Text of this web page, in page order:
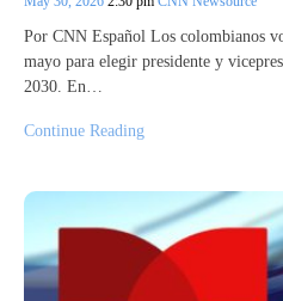
Por CNN Español Los colombianos
mayo para elegir presidente y
2030. En…
Continue Reading